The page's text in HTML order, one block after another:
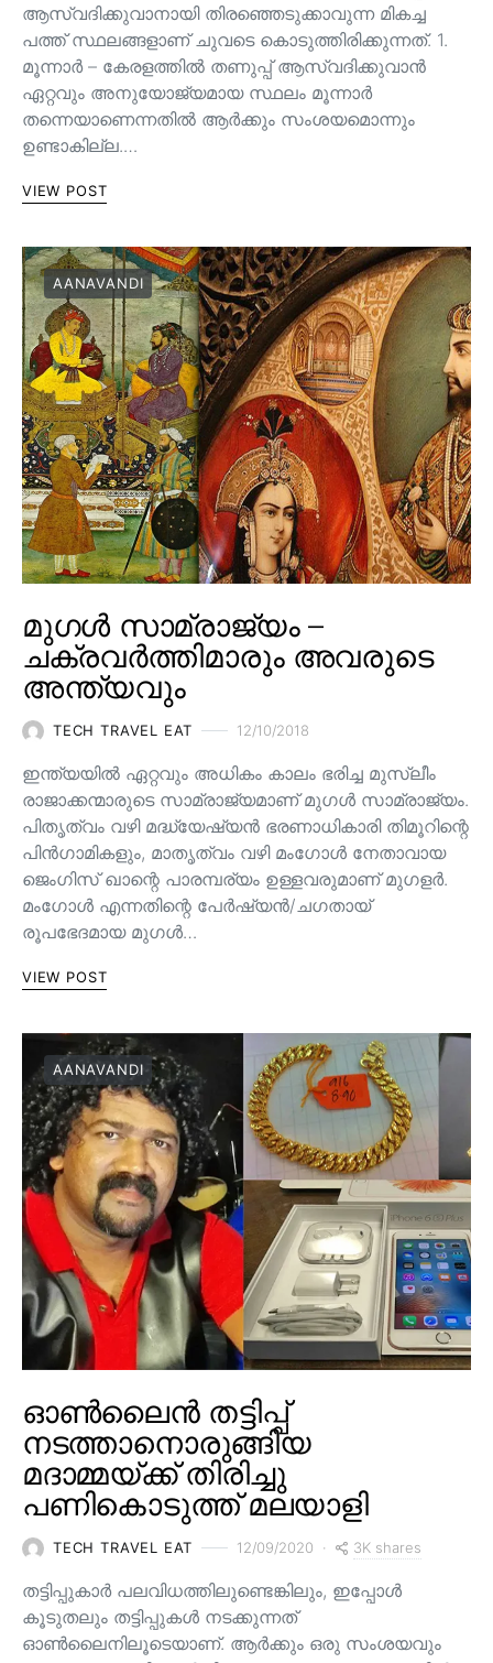
ആസ്വദിക്കുവാനായി തിരഞ്ഞെടുക്കാവുന്ന മികച്ച
പത്ത് സ്ഥലങ്ങളാണ് ചുവടെ കൊടുത്തിരിക്കുന്നത്. 1.
മൂന്നാർ – കേരളത്തിൽ തണുപ്പ് ആസ്വദിക്കുവാൻ
ഏറ്റവും അനുയോജ്യമായ സ്ഥലം മൂന്നാർ
തന്നെയാണെന്നതിൽ ആർക്കും സംശയമൊന്നും
ഉണ്ടാകില്ല.…
VIEW POST
AANAVANDI
മുഗൾ സാമ്രാജ്യം –
ചക്രവർത്തിമാരും അവരുടെ
അന്ത്യവും
TECH TRAVEL EAT 12/10/2018
ഇന്ത്യയിൽ ഏറ്റവും അധികം കാലം ഭരിച്ച മുസ്ലീം
രാജാക്കന്മാരുടെ സാമ്രാജ്യമാണ് മുഗൾ സാമ്രാജ്യം.
പിതൃത്വം വഴി മദ്ധ്യേഷ്യൻ ഭരണാധികാരി തിമൂറിന്റെ
പിൻ‌ഗാമികളും, മാതൃത്വം വഴി മംഗോൾ നേതാവായ
ജെംഗിസ് ഖാന്റെ പാരമ്പര്യം ഉള്ളവരുമാണ്‌ മുഗളർ.
മംഗോൾ എന്നതിന്റെ പേർഷ്യൻ/ചഗതായ്
രൂപഭേദമായ മുഗൾ…
VIEW POST
AANAVANDI
ഓൺലൈൻ തട്ടിപ്പ്
നടത്താനൊരുങ്ങിയ
മദാമ്മയ്ക്ക് തിരിച്ചു
പണികൊടുത്ത് മലയാളി
TECH TRAVEL EAT 12/09/2020 3K shares
തട്ടിപ്പുകാർ പലവിധത്തിലുണ്ടെങ്കിലും, ഇപ്പോൾ
കൂടുതലും തട്ടിപ്പുകൾ നടക്കുന്നത്
ഓൺലൈനിലൂടെയാണ്. ആർക്കും ഒരു സംശയവും